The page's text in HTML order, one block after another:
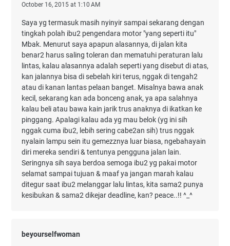
October 16, 2015 at 1:10 AM
Saya yg termasuk masih nyinyir sampai sekarang dengan
tingkah polah ibu2 pengendara motor "yang seperti itu"
Mbak. Menurut saya apapun alasannya, di jalan kita
benar2 harus saling toleran dan mematuhi peraturan lalu
lintas, kalau alasannya adalah seperti yang disebut di atas,
kan jalannya bisa di sebelah kiri terus, nggak di tengah2
atau di kanan lantas pelaan banget. Misalnya bawa anak
kecil, sekarang kan ada bonceng anak, ya apa salahnya
kalau beli atau bawa kain jarik trus anaknya di ikatkan ke
pinggang. Apalagi kalau ada yg mau belok (yg ini sih
nggak cuma ibu2, lebih sering cabe2an sih) trus nggak
nyalain lampu sein itu gemezznya luar biasa, ngebahayain
diri mereka sendiri & tentunya pengguna jalan lain.
Seringnya sih saya berdoa semoga ibu2 yg pakai motor
selamat sampai tujuan & maaf ya jangan marah kalau
ditegur saat ibu2 melanggar lalu lintas, kita sama2 punya
kesibukan & sama2 dikejar deadline, kan? peace..!! ^_^
beyourselfwoman